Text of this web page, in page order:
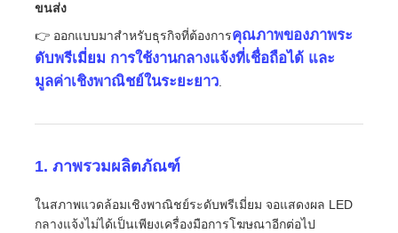
ทัวร์โรงงาน
การควบคุมคุณภาพ
ติดต่อเรา
ขนส่ง
👉 ออกแบบมาสำหรับธุรกิจที่ต้องการคุณภาพของภาพระ
ดับพรีเมี่ยม การใช้งานกลางแจ้งที่เชื่อถือได้ และ
มูลค่าเชิงพาณิชย์ในระยะยาว.
1. ภาพรวมผลิตภัณฑ์
ในสภาพแวดล้อมเชิงพาณิชย์ระดับพรีเมี่ยม จอแสดงผล LED
กลางแจ้งไม่ได้เป็นเพียงเครื่องมือการโฆษณาอีกต่อไป